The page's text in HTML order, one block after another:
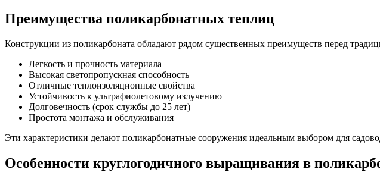
Преимущества поликарбонатных теплиц
Конструкции из поликарбоната обладают рядом существенных преимуществ перед
Легкость и прочность материала
Высокая светопропускная способность
Отличные теплоизоляционные свойства
Устойчивость к ультрафиолетовому излучению
Долговечность (срок службы до 25 лет)
Простота монтажа и обслуживания
Эти характеристики делают поликарбонатные сооружения идеальным выбором для
Особенности круглогодичного выращивания в